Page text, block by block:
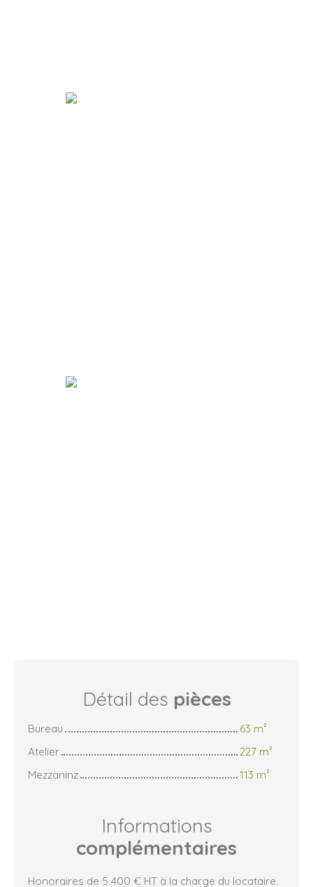
Détail des pièces
Bureau
63 m²
Atelier
227 m²
Mezzaninz
113 m²
Informations
complémentaires
Honoraires de 5 400 € HT à la charge du locataire.